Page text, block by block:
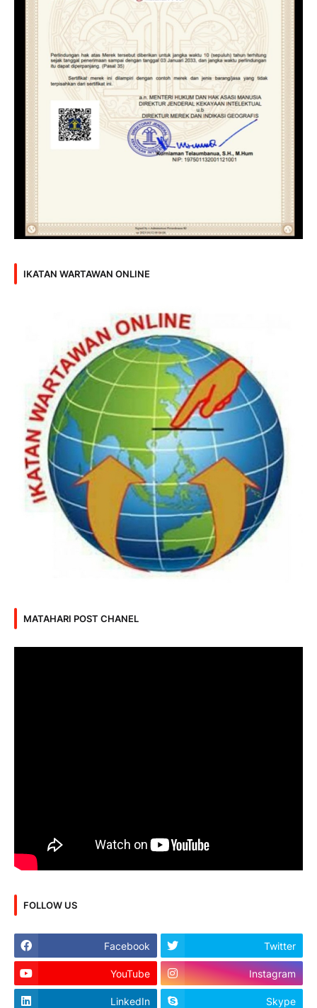
IKATAN WARTAWAN ONLINE
MATAHARI POST CHANEL
FOLLOW US
Facebook Twitter
YouTube Instagram
LinkedIn Skype